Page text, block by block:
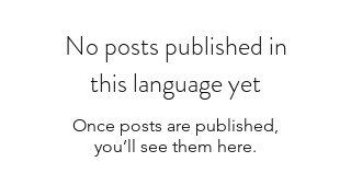
No posts published in
this language yet
Once posts are published,
you’ll see them here.